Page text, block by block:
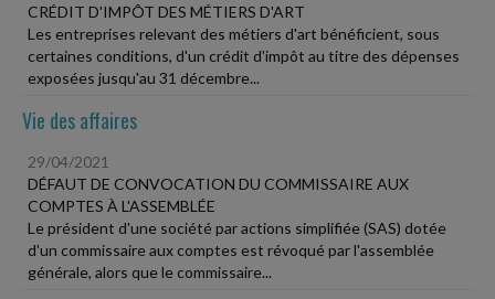
CRÉDIT D'IMPÔT DES MÉTIERS D'ART
Les entreprises relevant des métiers d'art bénéficient, sous
certaines conditions, d'un crédit d'impôt au titre des dépenses
exposées jusqu'au 31 décembre...
Vie des affaires
29/04/2021
DÉFAUT DE CONVOCATION DU COMMISSAIRE AUX
COMPTES À L'ASSEMBLÉE
Le président d'une société par actions simplifiée (SAS) dotée
d'un commissaire aux comptes est révoqué par l'assemblée
générale, alors que le commissaire...